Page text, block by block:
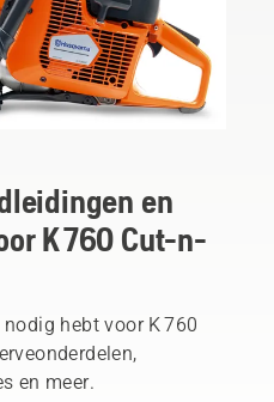
en
K 760 Cut-n-
hebt voor K 760
en meer.